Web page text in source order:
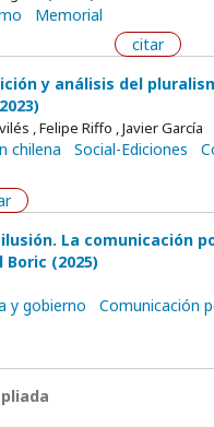
Memorial
citar
y análisis del
, Felipe Riffo , Javier García
chilena Social-Ediciones
La comunicación
(2025)
y gobierno Comunicación